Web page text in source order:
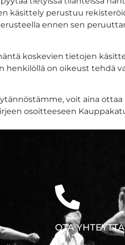
käsittely perustuu
ennen sen
koskevien tietojen
henkilöllä on oikeust tehdä
voit aina
osoitteeseen Kauppakatu
OTA YHTEYTTÄ